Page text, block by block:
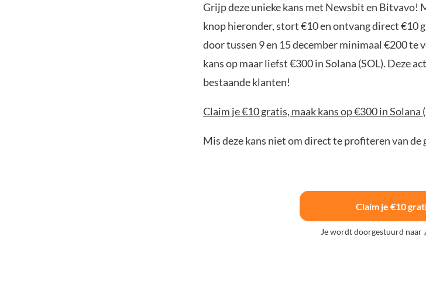
Grijp deze unieke kans met Newsbit en Bitvavo!
knop hieronder, stort €10 en ontvang direct €10
door tussen 9 en 15 december minimaal €200 te
kans op maar liefst €300 in Solana (SOL). Deze
bestaande klanten!
Claim je €10 gratis, maak kans op €300 in Solana
Mis deze kans niet om direct te profiteren van
Claim je €10
Je wordt doorgestuurd naar